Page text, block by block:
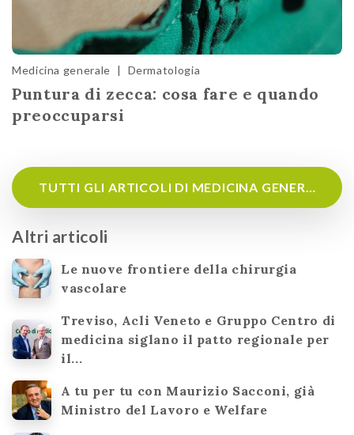
Medicina generale | Dermatologia
Puntura di zecca: cosa fare e quando
preoccuparsi
Altri articoli
Le nuove frontiere della chirurgia
vascolare
Treviso, Acli Veneto e Gruppo Centro di
medicina siglano il patto regionale per
il...
A tu per tu con Maurizio Sacconi, già
Ministro del Lavoro e Welfare